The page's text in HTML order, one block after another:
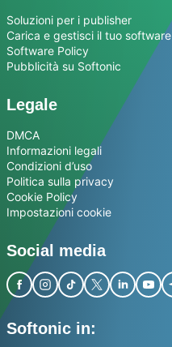
Soluzioni per i publisher
Carica e gestisci il tuo software
Software Policy
Pubblicità su Softonic
Legale
DMCA
Informazioni legali
Condizioni d’uso
Politica sulla privacy
Cookie Policy
Impostazioni cookie
Social media
Softonic in: